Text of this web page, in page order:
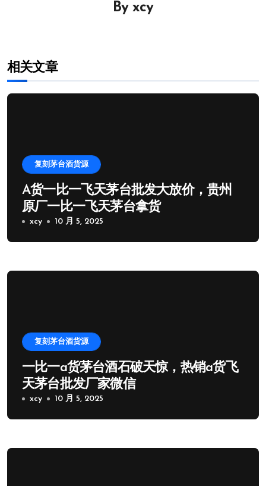
By xcy
相关文章
复刻茅台酒货源
A货一比一飞天茅台批发大放价，贵州
原厂一比一飞天茅台拿货
xcy 10 月 5, 2025
复刻茅台酒货源
一比一a货茅台酒石破天惊，热销a货飞
天茅台批发厂家微信
xcy 10 月 5, 2025